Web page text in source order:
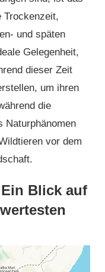
Trockenzeit,
und späten
Gelegenheit,
dieser Zeit
um ihren
die
Naturphänomen
vor dem
Blick auf